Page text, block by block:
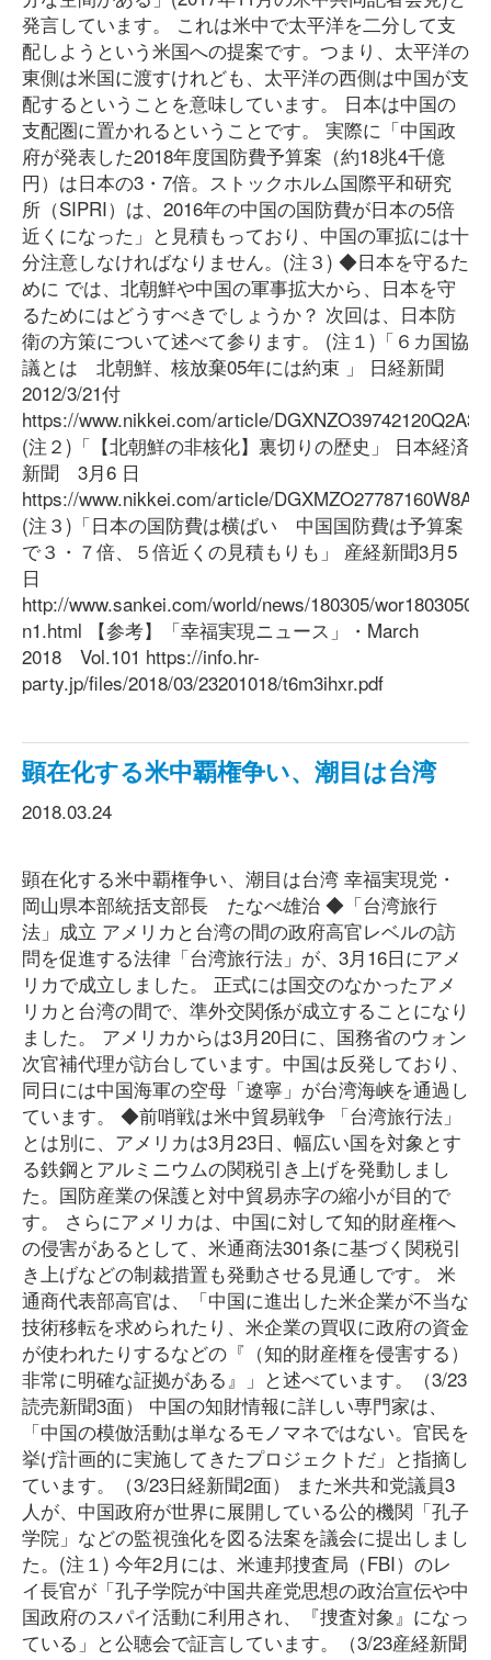
発言しています。 これは米中で太平洋を二分して支
配しようという米国への提案です。つまり、太平洋の
東側は米国に渡すけれども、太平洋の西側は中国が支
配するということを意味しています。 日本は中国の
支配圏に置かれるということです。 実際に「中国政
府が発表した2018年度国防費予算案（約18兆4千億
円）は日本の3・7倍。ストックホルム国際平和研究
所（SIPRI）は、2016年の中国の国防費が日本の5倍
近くになった」と見積もっており、中国の軍拡には十
分注意しなければなりません。(注３) ◆日本を守るた
めに では、北朝鮮や中国の軍事拡大から、日本を守
るためにはどうすべきでしょうか？ 次回は、日本防
衛の方策について述べて参ります。 (注１)「６カ国協
議とは 北朝鮮、核放棄05年には約束 」 日経新聞
2012/3/21付
https://www.nikkei.com/article/
(注２)「【北朝鮮の非核化】裏切りの歴史」 日本経済
新聞 3月6 日
https://www.nikkei.com/article/
(注３)「日本の国防費は横ばい 中国国防費は予算案
で３・７倍、５倍近くの見積もりも」 産経新聞3月5
日
http://www.sankei.com/world/news/180305/
n1.html 【参考】「幸福実現ニュース」・March
2018 Vol.101 https://info.hr-
party.jp/files/2018/03/23201018/t6m3ihxr.pdf
顕在化する米中覇権争い、潮目は台湾
2018.03.24
顕在化する米中覇権争い、潮目は台湾 幸福実現党・
岡山県本部統括支部長 たなべ雄治 ◆「台湾旅行
法」成立 アメリカと台湾の間の政府高官レベルの訪
問を促進する法律「台湾旅行法」が、3月16日にアメ
リカで成立しました。 正式には国交のなかったアメ
リカと台湾の間で、準外交関係が成立することになり
ました。 アメリカからは3月20日に、国務省のウォン
次官補代理が訪台しています。中国は反発しており、
同日には中国海軍の空母「遼寧」が台湾海峡を通過し
ています。 ◆前哨戦は米中貿易戦争 「台湾旅行法」
とは別に、アメリカは3月23日、幅広い国を対象とす
る鉄鋼とアルミニウムの関税引き上げを発動しまし
た。国防産業の保護と対中貿易赤字の縮小が目的で
す。 さらにアメリカは、中国に対して知的財産権へ
の侵害があるとして、米通商法301条に基づく関税引
き上げなどの制裁措置も発動させる見通しです。 米
通商代表部高官は、「中国に進出した米企業が不当な
技術移転を求められたり、米企業の買収に政府の資金
が使われたりするなどの『（知的財産権を侵害する）
非常に明確な証拠がある』」と述べています。（3/23
読売新聞3面） 中国の知財情報に詳しい専門家は、
「中国の模倣活動は単なるモノマネではない。官民を
挙げ計画的に実施してきたプロジェクトだ」と指摘し
ています。（3/23日経新聞2面） また米共和党議員3
人が、中国政府が世界に展開している公的機関「孔子
学院」などの監視強化を図る法案を議会に提出しまし
た。(注１) 今年2月には、米連邦捜査局（FBI）のレ
イ長官が「孔子学院が中国共産党思想の政治宣伝や中
国政府のスパイ活動に利用され、『捜査対象』になっ
ている」と公聴会で証言しています。（3/23産経新聞